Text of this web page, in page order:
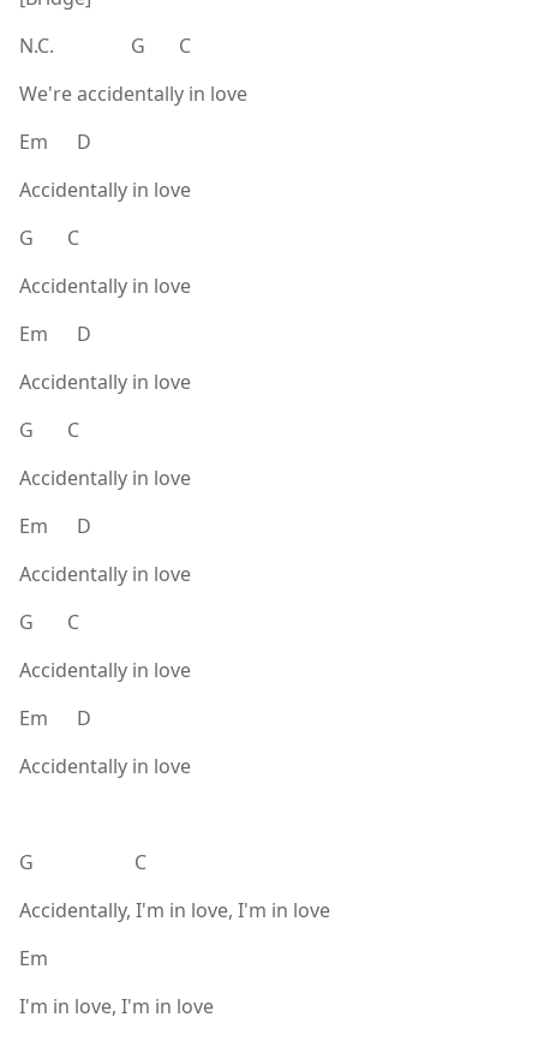
N.C. G C
We're accidentally in love
Em D
Accidentally in love
G C
Accidentally in love
Em D
Accidentally in love
G C
Accidentally in love
Em D
Accidentally in love
G C
Accidentally in love
Em D
Accidentally in love
G C
Accidentally, I'm in love, I'm in love
Em
I'm in love, I'm in love